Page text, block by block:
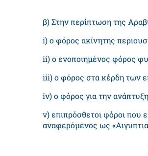
β) Στην περίπτωση της
i) ο φόρος ακίνητης
ii) ο ενοποιημένος φόρος
iii) ο φόρος στα κέρδη των
iv) ο φόρος για την
ν) επιπρόσθετοι φόροι
αναφερόμενος ως